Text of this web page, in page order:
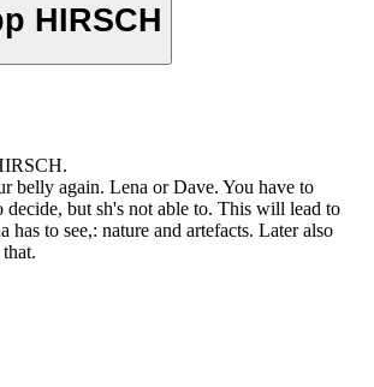
HIRSCH
belly again. Lena or Dave. You have to
decide, but sh's not able to. This will lead to
has to see,: nature and artefacts. Later also